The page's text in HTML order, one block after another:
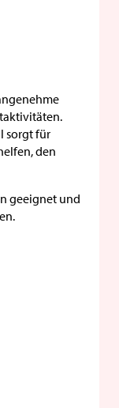
sorgt für
den
geeignet und